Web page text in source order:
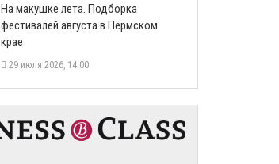
На макушке лета. Подборка
фестивалей августа в Пермском
крае
29 июля 2026, 14:00